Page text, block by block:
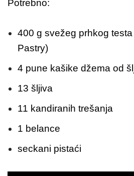
Potrebno:
400 g svežeg prhkog
Pastry)
4 pune kašike džema od
13 šljiva
11 kandiranih trešanja
1 belance
seckani pistaći